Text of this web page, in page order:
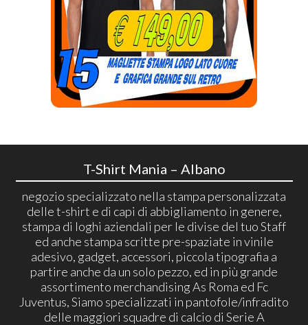
T-Shirt Mania – Albano
negozio specializzato nella stampa personalizzata
delle t-shirt e di capi di abbigliamento in genere,
stampa di loghi aziendali per le divise del tuo Staff
ed anche stampa scritte pre-spaziate in vinile
adesivo, gadget, accessori, piccola tipografia a
partire anche da un solo pezzo, ed in più grande
assortimento merchandising As Roma ed Fc
Juventus, Siamo specializzati in pantofole/infradito
delle maggiori squadre di calcio di Serie A